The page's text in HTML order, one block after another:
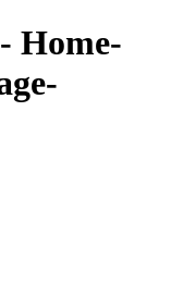
Home-